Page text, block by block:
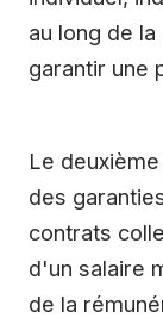
au long de
garantir une
Le
des
contrats
d'un salaire
de la